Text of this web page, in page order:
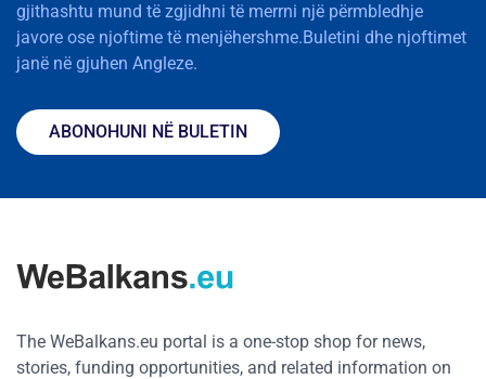
gjithashtu mund të zgjidhni të merrni një përmbledhje
javore ose njoftime të menjëhershme.Buletini dhe njoftimet
janë në gjuhen Angleze.
ABONOHUNI NË BULETIN
The WeBalkans.eu portal is a one-stop shop for news,
stories, funding opportunities, and related information on